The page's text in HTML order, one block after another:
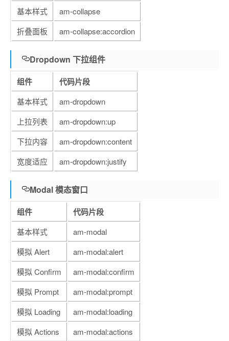
基本样式
am-collapse
折叠面板
am-collapse:accordion
Dropdown 下拉组件
组件 代码片段
基本样式
am-dropdown
上拉列表
am-dropdown:up
下拉内容
am-dropdown:content
宽度适应
am-dropdown:justify
Modal 模态窗口
组件 代码片段
基本样式
am-modal
模拟 Alert
am-modal:alert
模拟 Confirm
am-modal:confirm
模拟 Prompt
am-modal:prompt
模拟 Loading
am-modal:loading
模拟 Actions
am-modal:actions